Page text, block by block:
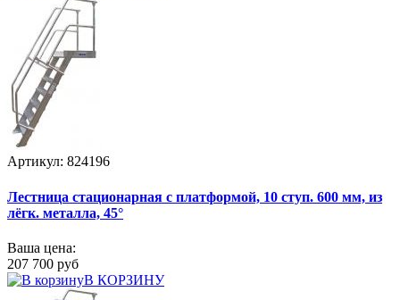
Артикул: 824196
Лестница стационарная с платформой, 10 ступ. 600 мм, из
лёгк. металла, 45°
Ваша цена:
207 700 руб
В КОРЗИНУ